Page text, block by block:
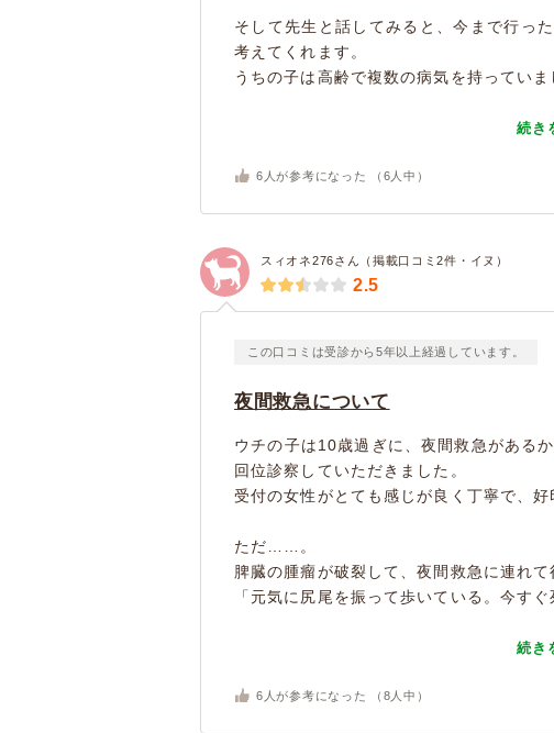
そして先生と話してみると、今まで行っ
考えてくれます。
うちの子は高齢で複数の病気を持っていま
続き
6 人が参考になった （ 6 人中）
スィオネ276さん（掲載口コミ2件・イヌ）
2.5
この口コミは受診から5年以上経過しています。
夜間救急について
ウチの子は10歳過ぎに、夜間救急がある
回位診察していただきました。
受付の女性がとても感じが良く丁寧で、好
ただ……。
脾臓の腫瘤が破裂して、夜間救急に連れ
「元気に尻尾を振って歩いている。今すぐ
続き
6 人が参考になった （ 8 人中）